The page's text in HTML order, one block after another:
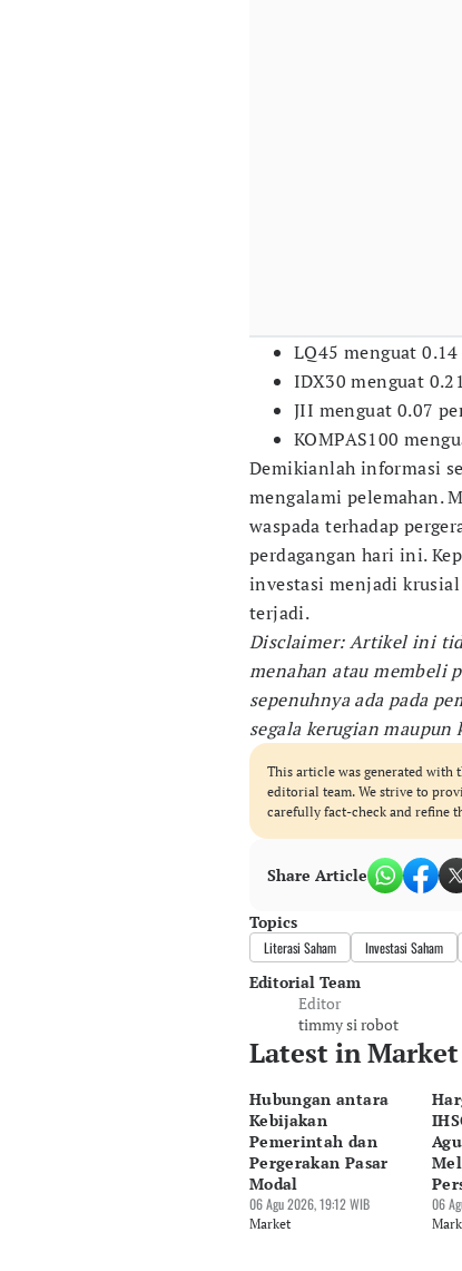
LQ45 menguat
IDX30 menguat
JII menguat 0.07
KOMPAS100
Demikianlah informasi
mengalami pelemahan.
waspada terhadap
perdagangan hari ini.
investasi menjadi
terjadi.
Disclaimer: Artikel ini
menahan atau membeli
sepenuhnya ada pada
segala kerugian
This article was generated with
editorial team. We strive to
carefully fact-check and refine
Share Article
Topics
Literasi Saham Investasi Saham
Editorial Team
Editor
timmy si robot
Latest in Market
Hubungan antara
Kebijakan
Pemerintah dan
Pergerakan Pasar
Modal
06 Agu 2026, 19:12 WIB
Market
06